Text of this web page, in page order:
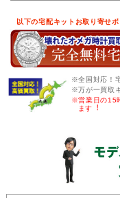
以下の宅配キットお取り寄せ
※全国対応！
※万が一買取
※営業日の15
ます︕